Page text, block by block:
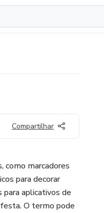
Compartilhar
como marcadores
para decorar
aplicativos de
O termo pode